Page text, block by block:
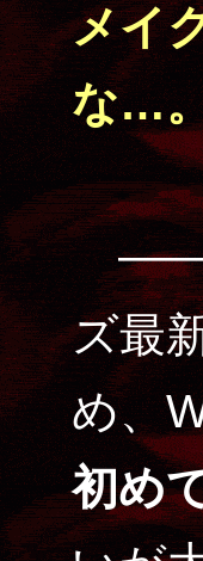
メイ
な…
――そ
ズ最
め、
初め